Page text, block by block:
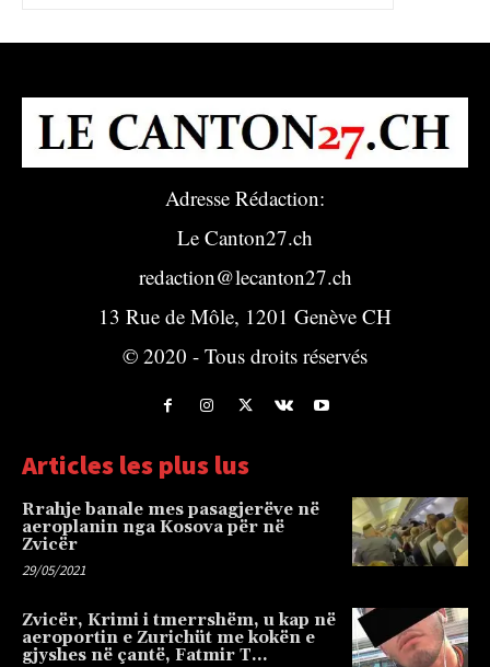
Adresse Rédaction:
Le Canton27.ch
redaction@lecanton27.ch
13 Rue de Môle, 1201 Genève CH
© 2020 - Tous droits réservés
Articles les plus lus
Rrahje banale mes pasagjerëve në
aeroplanin nga Kosova për në
Zvicër
29/05/2021
Zvicër, Krimi i tmerrshëm, u kap në
aeroportin e Zurichüt me kokën e
gjyshes në çantë, Fatmir T…